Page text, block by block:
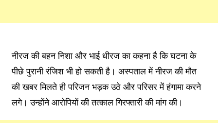
नीरज की बहन निशा और भाई धीरज का कहना है कि घटना के
पीछे पुरानी रंजिश भी हो सकती है। अस्पताल में नीरज की मौत
की खबर मिलते ही परिजन भड़क उठे और परिसर में हंगामा करने
लगे। उन्होंने आरोपियों की तत्काल गिरफ्तारी की मांग की।